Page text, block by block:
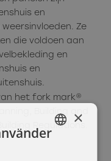
en
Ze
die voldoen aan
en
en
het fork mark®
Building and
Regulations.
×